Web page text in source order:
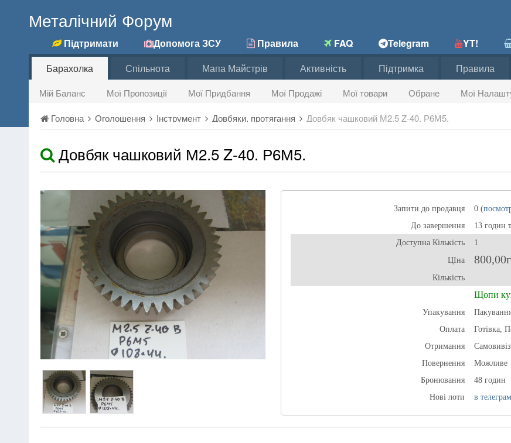
Металічний Форум
Підтримати Допомога ЗСУ Правила FAQ Telegram YT!
Барахолка
Мій Баланс Мої Пропозиції Мої Придбання Мої Продажі Мої товари Обране Мої
Спільнота Мапа Майстрів Активність Підтримка Правила
Головна Оголошення Інструмент Довбяки, протягання Довбяк чашковий М2.5 Z-40. Р6М5.
Довбяк чашковий М2.5 Z-40. Р6М5.
Запити до продавця 0 (
До завершення
13 годин
Доступна Кількість
1
ЦІна
Кількість
Щопи
Упакування
Оплата
Готівка,
Отримання
Повернення
Можливе
Бронювання
48 годин
Нові лоти
в